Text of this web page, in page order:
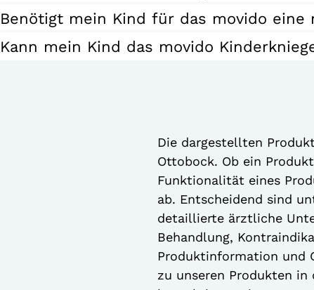
Benötigt mein Kind für das movido eine
Kann mein Kind das movido
Die dargestellten
Ottobock. Ob ein
Funktionalität eines
ab. Entscheidend sind
detaillierte ärztliche
Behandlung,
Produktinformation und
zu unseren Produkten in